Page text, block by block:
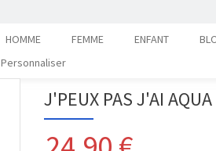
HOMME FEMME ENFANT
Personnaliser
J'PEUX PAS J'AI